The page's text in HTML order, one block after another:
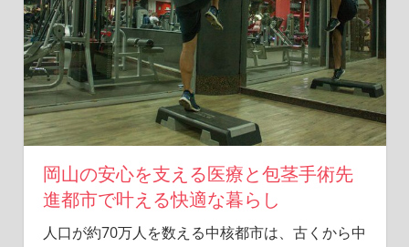
取
り
戻
そ
う。
あ
な
た
岡山の安心を支える医療と包茎手術先
進都市で叶える快適な暮らし
人口が約70万人を数える中核都市は、古くから中